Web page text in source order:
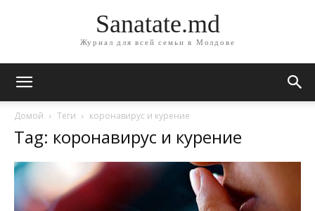
Sanatate.md
Журнал для всей семьи в Молдове
Домой Теги коронавирус и курение
Tag: коронавирус и курение